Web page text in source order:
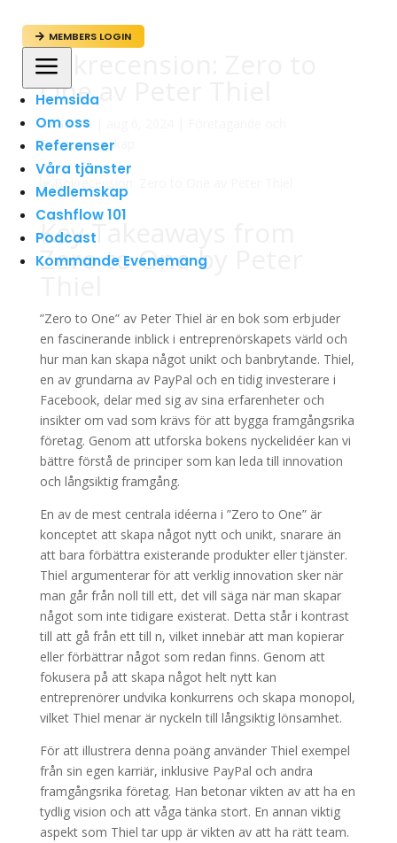
 MEMBERS LOGIN
a
Hemsida
Om oss
Referenser
Våra tjänster
Medlemskap
Cashflow 101
Podcast
Kommande Evenemang
Bokrecension: Zero to
One av Peter Thiel
avadmin
Entreprenörskap
Key Takeaways from
Zero to One by Peter
”Zero to One” av Peter Thiel är en bok som erbjuder
en fascinerande inblick i entreprenörskapets värld och
hur man kan skapa något unikt och banbrytande. Thiel,
en av grundarna av PayPal och en tidig investerare i
Facebook, delar med sig av sina erfarenheter och
insikter om vad som krävs för att bygga framgångsrika
företag. Genom att utforska bokens nyckelidéer kan vi
bättre förstå de principer som kan leda till innovation
och långsiktig framgång.
En av de mest centrala idéerna i ”Zero to One” är
konceptet att skapa något nytt och unikt, snarare än
att bara förbättra existerande produkter eller tjänster.
Thiel argumenterar för att verklig innovation sker när
man går från noll till ett, det vill säga när man skapar
något som inte tidigare existerat. Detta står i kontrast
till att gå från ett till n, vilket innebär att man kopierar
eller förbättrar något som redan finns. Genom att
fokusera på att skapa något helt nytt kan
entreprenörer undvika konkurrens och skapa monopol,
vilket Thiel menar är nyckeln till långsiktig lönsamhet.
För att illustrera denna poäng använder Thiel exempel
från sin egen karriär, inklusive PayPal och andra
framgångsrika företag. Han betonar vikten av att ha en
tydlig vision och att våga tänka stort. En annan viktig
aspekt som Thiel tar upp är vikten av att ha rätt team.